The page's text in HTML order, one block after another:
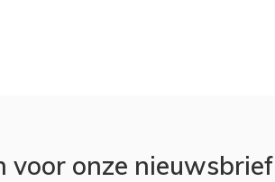
voor onze nieuwsbrief